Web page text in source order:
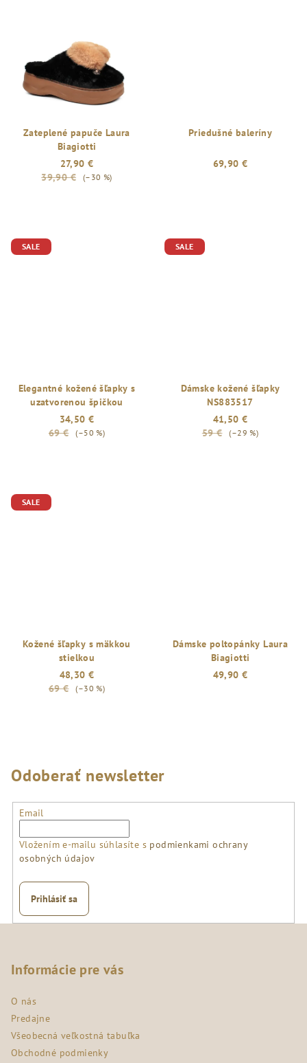
Zateplené papuče Laura
Biagiotti
27,90 €
39,90 €
(–30 %)
Priedušné baleríny
69,90 €
SALE
Elegantné kožené šľapky s
uzatvorenou špičkou
34,50 €
69 €
(–50 %)
SALE
Dámske kožené šľapky
NS883517
41,50 €
59 €
(–29 %)
SALE
Kožené šľapky s mäkkou
stielkou
48,30 €
69 €
(–30 %)
Dámske poltopánky Laura
Biagiotti
49,90 €
Odoberať newsletter
Email
Vložením e-mailu súhlasíte s podmienkami ochrany
osobných údajov
Prihlásiť sa
Informácie pre vás
O nás
Predajne
Všeobecná veľkostná tabuľka
Obchodné podmienky